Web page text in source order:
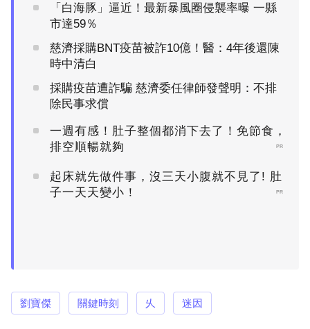
「白海豚」逼近！最新暴風圈侵襲率曝 一縣
市達59％
慈濟採購BNT疫苗被詐10億！醫：4年後還陳
時中清白
採購疫苗遭詐騙 慈濟委任律師發聲明：不排
除民事求償
一週有感！肚子整個都消下去了！免節食，
排空順暢就夠
PR
起床就先做件事，沒三天小腹就不見了! 肚
子一天天變小！
PR
劉寶傑 關鍵時刻 乆 迷因